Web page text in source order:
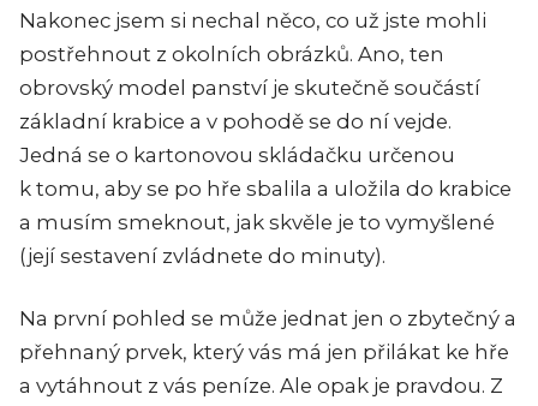
Nakonec jsem si nechal něco, co už jste mohli
postřehnout z okolních obrázků. Ano, ten
obrovský model panství je skutečně součástí
základní krabice a v pohodě se do ní vejde.
Jedná se o kartonovou skládačku určenou
k tomu, aby se po hře sbalila a uložila do krabice
a musím smeknout, jak skvěle je to vymyšlené
(její sestavení zvládnete do minuty).
Na první pohled se může jednat jen o zbytečný a
přehnaný prvek, který vás má jen přilákat ke hře
a vytáhnout z vás peníze. Ale opak je pravdou. Z